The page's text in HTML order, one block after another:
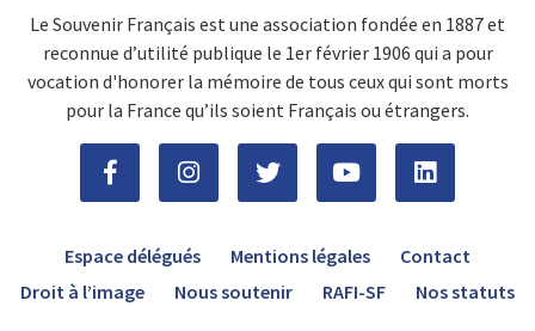
Le Souvenir Français est une association fondée en 1887 et
reconnue d’utilité publique le 1er février 1906 qui a pour
vocation d'honorer la mémoire de tous ceux qui sont morts
pour la France qu’ils soient Français ou étrangers.
Espace délégués Mentions légales
Contact
Droit à l’image
Nous soutenir RAFI-SF Nos statuts